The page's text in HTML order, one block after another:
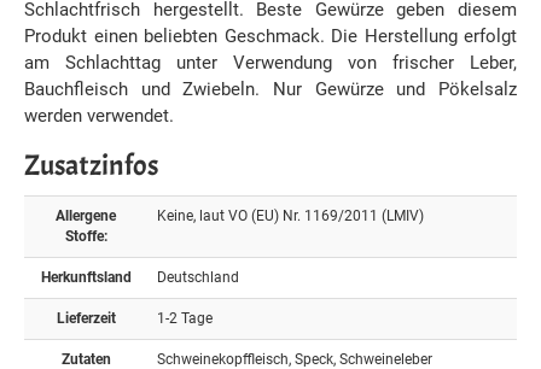
Schlachtfrisch hergestellt. Beste Gewürze geben diesem
Produkt einen beliebten Geschmack. Die Herstellung erfolgt
am Schlachttag unter Verwendung von frischer Leber,
Bauchfleisch und Zwiebeln. Nur Gewürze und Pökelsalz
werden verwendet.
Zusatzinfos
Allergene
Stoffe:
Keine, laut VO (EU) Nr. 1169/2011 (LMIV)
Herkunftsland Deutschland
Lieferzeit 1-2 Tage
Zutaten
Schweinekopffleisch, Speck, Schweineleber